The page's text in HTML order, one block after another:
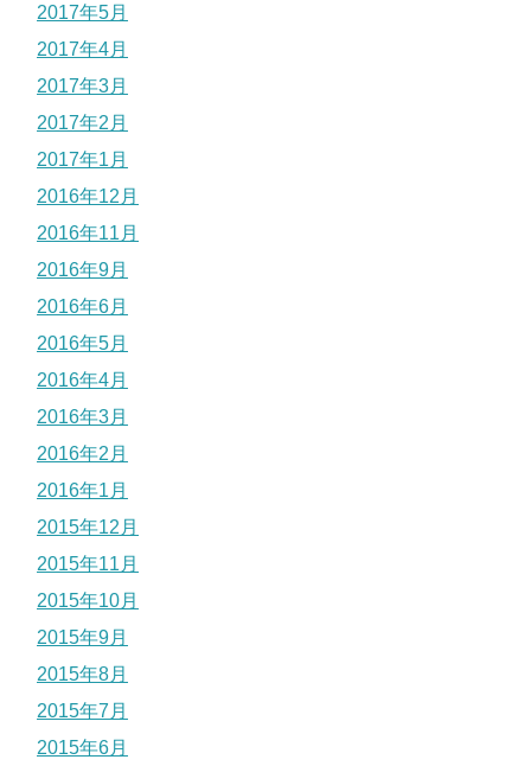
2017年5月
2017年4月
2017年3月
2017年2月
2017年1月
2016年12月
2016年11月
2016年9月
2016年6月
2016年5月
2016年4月
2016年3月
2016年2月
2016年1月
2015年12月
2015年11月
2015年10月
2015年9月
2015年8月
2015年7月
2015年6月